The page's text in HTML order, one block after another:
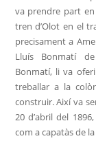
va prendre part
tren d’Olot en el
precisament a
Lluís Bonmatí
Bonmatí, li va
treballar a la
construir.Així va
20 d’abril del
com a capatàs de